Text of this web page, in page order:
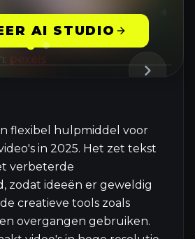
pexels
flexibel hulpmiddel voor
in 2025. Het zet tekst
verbeterde
zodat ideeën er geweldig
creatieve tools zoals
overgangen gebruiken.
AI STUDIO